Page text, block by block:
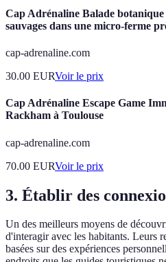
Cap Adrénaline Balade botanique
sauvages dans une micro-ferme
cap-adrenaline.com
30.00 EURVoir le prix
Cap Adrénaline Escape Game
Rackham à Toulouse
cap-adrenaline.com
70.00 EURVoir le prix
3. Établir des
Un des meilleurs moyens de
d'interagir avec les habitants. Leurs
basées sur des expériences